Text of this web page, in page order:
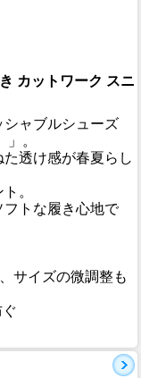
カットワーク スニ
ャブルシューズ
。
透け感が春夏らし
。
フトな履き心地で
サイズの微調整も